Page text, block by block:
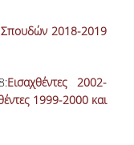
Σπουδών 2018-2019
Εισαχθέντες 2002-
1999-2000 και